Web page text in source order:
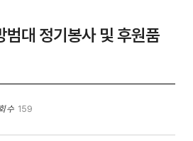
범대 정기봉사 및 후원품
수 159